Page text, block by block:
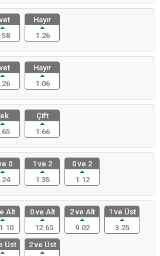
Hayır
1.26
Hayır
1.06
Çift
1.66
0
1 ve 2
1.35
0 ve 2
1.12
Alt
0 ve Alt
12.65
2 ve Alt
9.02
1 ve Üst
3.25
Üst
2 ve Üst